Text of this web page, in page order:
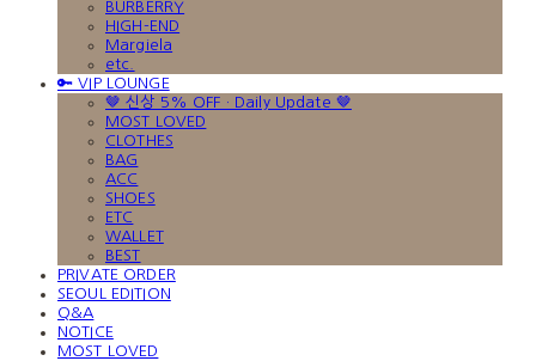
BURBERRY
HIGH-END
Margiela
etc.
🔑 VIP LOUNGE
🤎 신상 5% OFF · Daily Update 🤎
MOST LOVED
CLOTHES
BAG
ACC
SHOES
ETC
WALLET
BEST
PRIVATE ORDER
SEOUL EDITION
Q&A
NOTICE
MOST LOVED